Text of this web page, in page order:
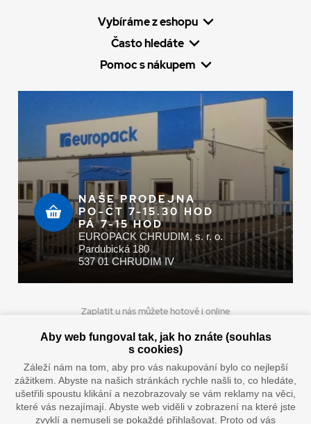
Vybíráme z eshopu
Často hledáte
Pomoc s nákupem
NAŠE PRODEJNA
PO-ČT 7-15.30 HOD
PÁ 7-15 HOD
EUROPACK CHRUDIM, s. r. o.
Pardubická 180
537 01 CHRUDIM IV
Zaplatit u nás můžete hotově i online
Doprava vaším oblíbeným dopravcem
Aby web fungoval tak, jak ho znáte (souhlas
s cookies)
Záleží nám na tom, aby pro vás nakupování bylo co nejlepší
zážitkem. Abyste na našich stránkách rychle našli to, co hledáte,
ušetřili spoustu klikání a nezobrazovaly se vám reklamy na věci,
které vás nezajímají. Abyste web viděli v zobrazení na které jste
zvyklí a nemuseli se pokaždé přihlašovat. Proto od vás